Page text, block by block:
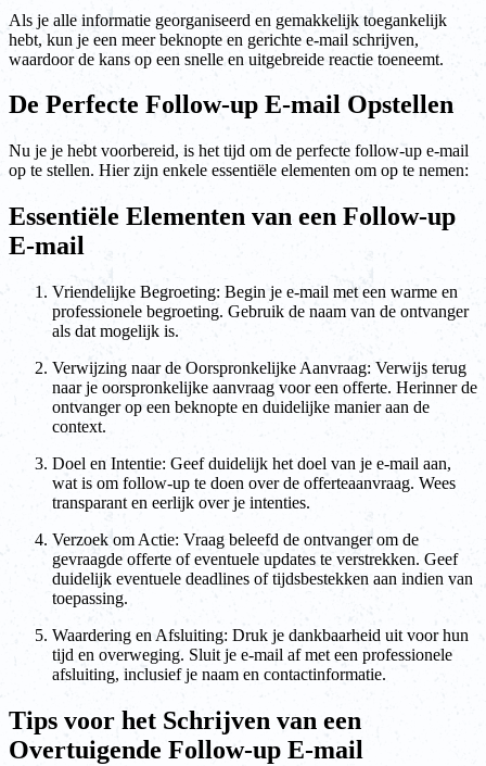
Als je alle informatie georganiseerd en gemakkelijk toegankelijk
hebt, kun je een meer beknopte en gerichte e-mail schrijven,
waardoor de kans op een snelle en uitgebreide reactie toeneemt.
De Perfecte Follow-up E-mail Opstellen
Nu je je hebt voorbereid, is het tijd om de perfecte follow-up e-mail
op te stellen. Hier zijn enkele essentiële elementen om op te nemen:
Essentiële Elementen van een Follow-up
E-mail
Vriendelijke Begroeting: Begin je e-mail met een warme en
professionele begroeting. Gebruik de naam van de ontvanger
als dat mogelijk is.
Verwijzing naar de Oorspronkelijke Aanvraag: Verwijs terug
naar je oorspronkelijke aanvraag voor een offerte. Herinner de
ontvanger op een beknopte en duidelijke manier aan de
context.
Doel en Intentie: Geef duidelijk het doel van je e-mail aan,
wat is om follow-up te doen over de offerteaanvraag. Wees
transparant en eerlijk over je intenties.
Verzoek om Actie: Vraag beleefd de ontvanger om de
gevraagde offerte of eventuele updates te verstrekken. Geef
duidelijk eventuele deadlines of tijdsbestekken aan indien van
toepassing.
Waardering en Afsluiting: Druk je dankbaarheid uit voor hun
tijd en overweging. Sluit je e-mail af met een professionele
afsluiting, inclusief je naam en contactinformatie.
Tips voor het Schrijven van een
Overtuigende Follow-up E-mail